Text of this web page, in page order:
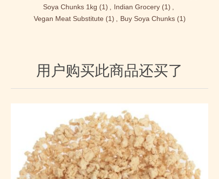
Soya Chunks 1kg (1) Indian Grocery (1)
Vegan Meat Substitute (1) Buy Soya Chunks (1)
用户购买此商品还买了